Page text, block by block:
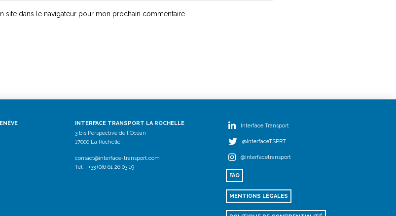
site dans le navigateur pour mon prochain commentaire.
INTERFACE TRANSPORT LA ROCHELLE
3 bis Perspective de l'Océan
17000 La Rochelle
contact@interface-transport.com
Tel. : +33 (0)6 61 26 03 19
Interface Transport
@InterfaceTSPRT
@interfacetransport
FAQ
MENTIONS LÉGALES